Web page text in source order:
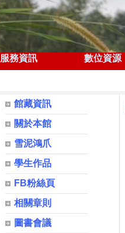
服務資訊 數位資源
館藏資訊
關於本館
雪泥鴻爪
學生作品
FB粉絲頁
相關章則
圖書會議